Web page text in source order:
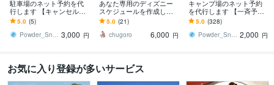
駐車場のネット予約を代
行します 【キャンセル待
ちプラン】２４時間常に
空き状態をチェックしま
す
5.0 (5)
Powder_Snow 3,000 円
あなた専用のディズニー
スケジュールを作成しま
す ディズニーをもっと快
適に、もっと楽しく！最
適なプランをご提案
5.0 (21)
chugoro
6,000 円
キャンプ場のネット予約
を代行します 【一斉予約
プラン】予約受付スター
ト時刻ピッタリに予約し
ます
5.0 (328)
Powder_Snow 2,000 円
お気に入り登録が多いサービス